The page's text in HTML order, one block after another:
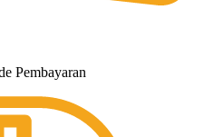
Pembayaran